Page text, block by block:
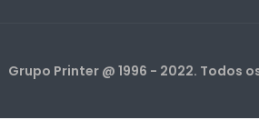
Grupo Printer @ 1996 - 2022. Todos